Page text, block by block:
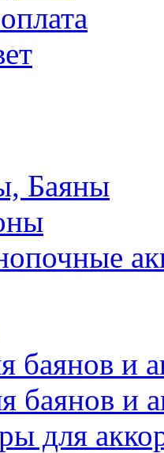
Баяны
баянов и
баянов и
для